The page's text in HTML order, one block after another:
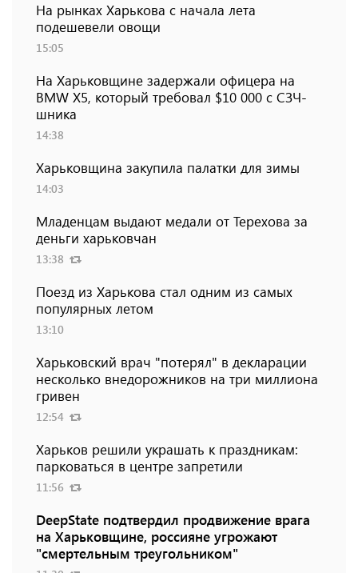
На рынках Харькова с начала лета
подешевели овощи
15:05
На Харьковщине задержали офицера на
BMW Х5, который требовал $10 000 с СЗЧ-
шника
14:38
Харьковщина закупила палатки для зимы
14:03
Младенцам выдают медали от Терехова за
деньги харьковчан
13:38
Поезд из Харькова стал одним из самых
популярных летом
13:10
Харьковский врач "потерял" в декларации
несколько внедорожников на три миллиона
гривен
12:54
Харьков решили украшать к праздникам:
парковаться в центре запретили
11:56
DeepState подтвердил продвижение врага
на Харьковщине, россияне угрожают
"смертельным треугольником"